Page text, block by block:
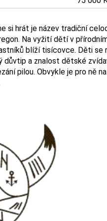
si hrát je název tradiční
Na vyžití dětí v
blíží tisícovce. Děti se
a znalost dětské
pilou. Obvykle je pro ně